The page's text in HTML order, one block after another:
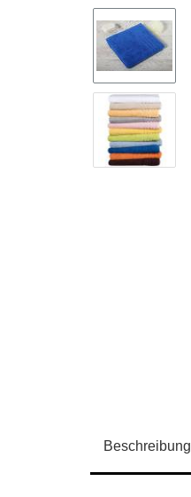
Beschreibung